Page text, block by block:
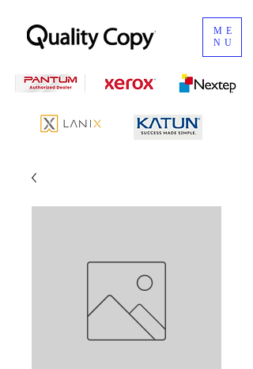
ME
NU